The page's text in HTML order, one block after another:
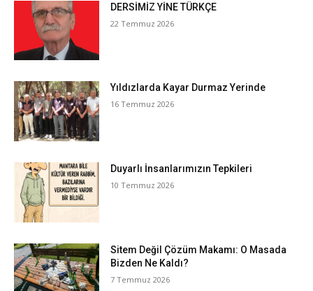
DERSİMİZ YİNE TÜRKÇE
22 Temmuz 2026
Yıldızlarda Kayar Durmaz Yerinde
16 Temmuz 2026
Duyarlı İnsanlarımızın Tepkileri
10 Temmuz 2026
Sitem Değil Çözüm Makamı: O Masada
Bizden Ne Kaldı?
7 Temmuz 2026